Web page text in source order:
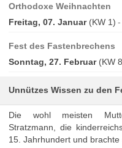
Orthodoxe Weihnachten
Freitag, 07. Januar(KW 1)
Fest des Fastenbrechens
Sonntag, 27. Februar(KW
Unnützes Wissen zu den
Die wohl meisten
Stratzmann, die
15. Jahrhundert und